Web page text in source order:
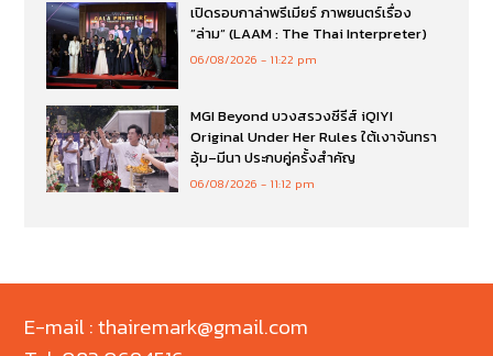
เปิดรอบกาล่าพรีเมียร์ ภาพยนตร์เรื่อง
”ล่าม“ (LAAM : The Thai Interpreter)
06/08/2026 11:22 pm
MGI Beyond บวงสรวงซีรีส์ iQIYI
Original Under Her Rules ใต้เงาจันทรา
อุ้ม–มีนา ประกบคู่ครั้งสำคัญ
06/08/2026 11:12 pm
E-mail : thairemark@gmail.com